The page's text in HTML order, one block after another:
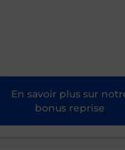
En savoir plus sur
bonus reprise